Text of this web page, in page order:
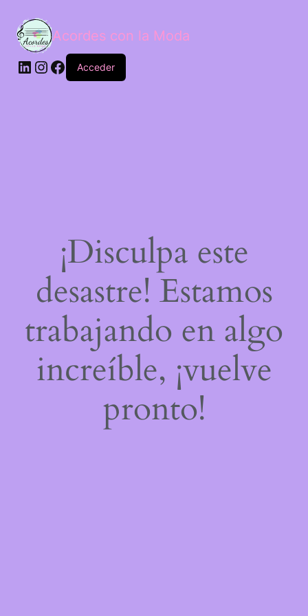
Acordes con la Moda
Acceder
¡Disculpa este
desastre! Estamos
trabajando en algo
increíble, ¡vuelve
pronto!